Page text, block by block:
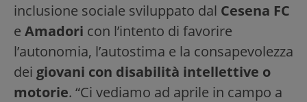
inclusione sociale sviluppato dal Cesena FC
e Amadori con l’intento di favorire
l’autonomia, l’autostima e la consapevolezza
dei giovani con disabilità intellettive o
motorie. “Ci vediamo ad aprile in campo a